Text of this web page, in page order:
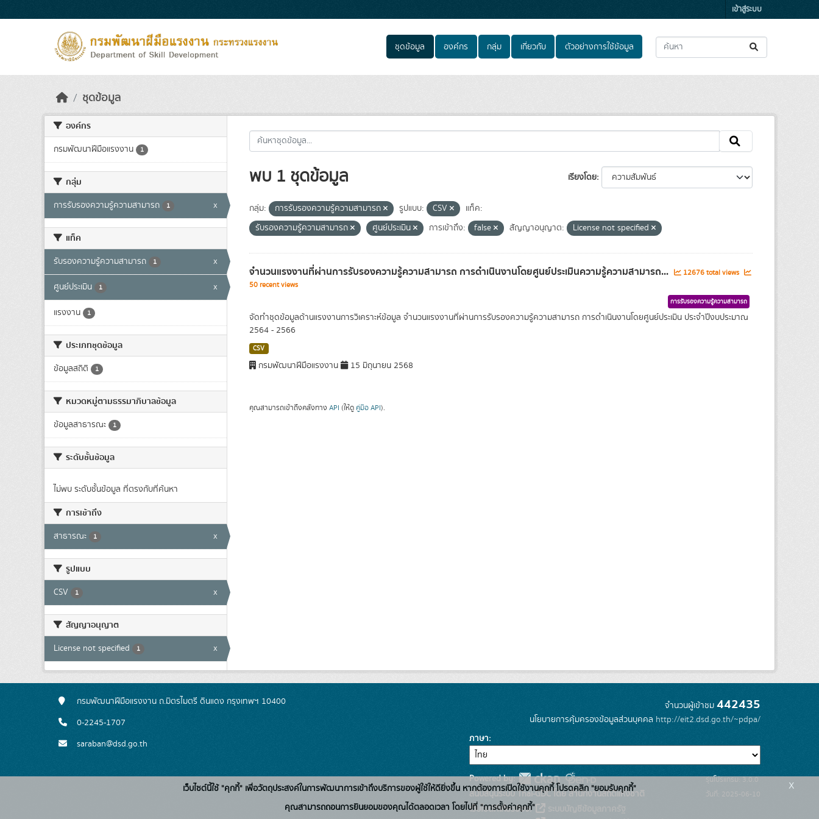
เข้าสู่ระบบ
ชุดข้อมูล องค์กร กลุ่ม เกี่ยวกับ ตัวอย่างการใช้ข้อมูล
ชุดข้อมูล
องค์กร
กรมพัฒนาฝีมือแรงงาน 1
กลุ่ม
การรับรองความรู้ความสามารถ 1 x
แท็ค
รับรองความรู้ความสามารถ 1 x
ศูนย์ประเมิน 1 x
แรงงาน 1
ประเภทชุดข้อมูล
ข้อมูลสถิติ 1
หมวดหมู่ตามธรรมาภิบาลข้อมูล
ข้อมูลสาธารณะ 1
ระดับชั้นข้อมูล
ไม่พบ ระดับชั้นข้อมูล ที่ตรงกับที่ค้นหา
การเข้าถึง
สาธารณะ 1 x
รูปแบบ
CSV 1 x
สัญญาอนุญาต
License not specified 1 x
เรียงโดย
พบ 1 ชุดข้อมูล
กลุ่ม: การรับรองความรู้ความสามารถ รูปแบบ: CSV
แท็ค:
รับรองความรู้ความสามารถ
ศูนย์ประเมิน การเข้าถึง: false สัญญาอนุญาต: License not specified
จำนวนแรงงานที่ผ่านการรับรองความรู้ความสามารถ การดำเนินงานโดยศูนย์ประเมินความรู้ความสามารถ...
12676 total views
50 recent views
การรับรองความรู้ความสามารถ
จัดทำชุดข้อมูลด้านแรงงานการวิเคราะห์ข้อมูล จำนวนแรงงานที่ผ่านการรับรองความรู้ความสามารถ การดำเนินงานโดยศูนย์ประเมิน ประจำปีงบประมาณ
2564 - 2566
CSV
กรมพัฒนาฝีมือแรงงาน 15 มิถุนายน 2568
คุณสามารถเข้าถึงคลังทาง API (ให้ดู คู่มือ API).
กรมพัฒนาฝีมือแรงงาน ถ.มิตรไมตรี ดินแดง กรุงเทพฯ 10400
0-2245-1707
saraban@dsd.go.th
จำนวนผู้เข้าชม 442435
นโยบายการคุ้มครองข้อมูลส่วนบุคคล http://eit2.dsd.go.th/~pdpa/
ภาษา
Powered by:
สนับสนุนระบบ Thai-GDC โดย สำนักงานสถิติแห่งชาติ
เว็บไซต์ที่เกี่ยวข้อง:
รุ่นโปรแกรม: 3.0.0
วันที่: 2025-06-10
เว็บไซต์นี้ใช้ "คุกกี้" เพื่อวัตถุประสงค์ในการพัฒนาการเข้าถึงบริการของผู้ใช้ให้ดียิ่งขึ้น หากต้องการเปิดใช้งานคุกกี้ โปรดคลิก "ยอมรับคุกกี้"
คุณสามารถถอนการยินยอมของคุณได้ตลอดเวลา โดยไปที่ "การตั้งค่าคุกกี้"
x